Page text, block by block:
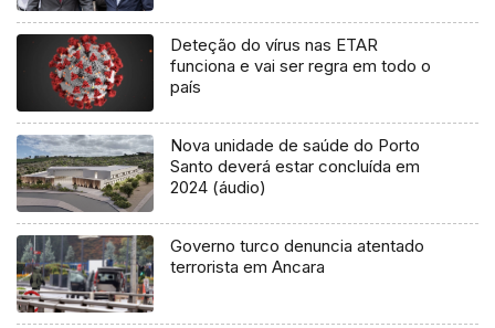
Deteção do vírus nas ETAR
funciona e vai ser regra em todo o
país
Nova unidade de saúde do Porto
Santo deverá estar concluída em
2024 (áudio)
Governo turco denuncia atentado
terrorista em Ancara